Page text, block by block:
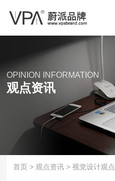
OPINION INFORMATION
观点资讯
首页 > 观点资讯 >视觉设计观点